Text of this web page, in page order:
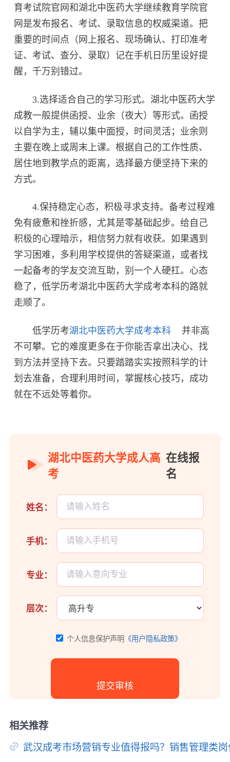
育考试院官网和湖北中医药大学继续教育学院官
网是发布报名、考试、录取信息的权威渠道。把
重要的时间点（网上报名、现场确认、打印准考
证、考试、查分、录取）记在手机日历里设好提
醒，千万别错过。
3.选择适合自己的学习形式。湖北中医药大学
成教一般提供函授、业余（夜大）等形式。函授
以自学为主，辅以集中面授，时间灵活；业余则
主要在晚上或周末上课。根据自己的工作性质、
居住地到教学点的距离，选择最方便坚持下来的
方式。
4.保持稳定心态，积极寻求支持。备考过程难
免有疲惫和挫折感，尤其是零基础起步。给自己
积极的心理暗示，相信努力就有收获。如果遇到
学习困难，多利用学校提供的答疑渠道，或者找
一起备考的学友交流互助，别一个人硬扛。心态
稳了，低学历考湖北中医药大学成考本科的路就
走顺了。
低学历考湖北中医药大学成考本科
并非高
不可攀。它的难度更多在于你能否拿出决心、找
到方法并坚持下去。只要踏踏实实按照科学的计
划去准备，合理利用时间，掌握核心技巧，成功
就在不远处等着你。
湖北中医药大学成人高
考
在线报
名
姓名：
手机：
专业：
层次：
个人信息保护声明 《用户隐私政策》
相关推荐
武汉成考市场营销专业值得报吗？销售管理类